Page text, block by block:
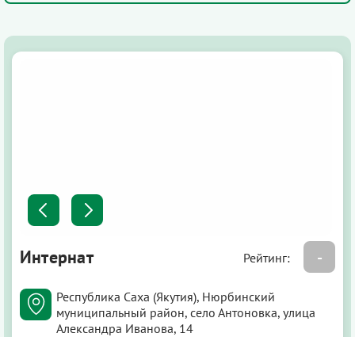
Интернат Рейтинг: -
Республика Саха (Якутия), Нюрбинский
муниципальный район, село Антоновка, улица
Александра Иванова, 14